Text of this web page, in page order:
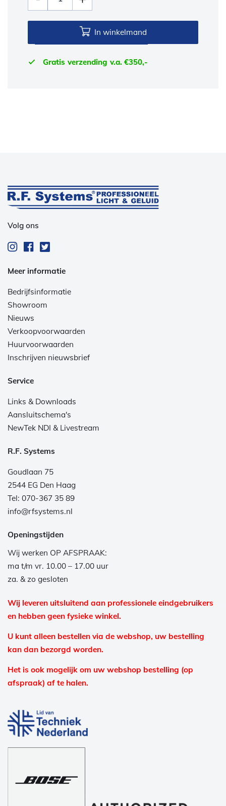
In winkelmand
Gratis verzending v.a. €350,-
Volg ons
Meer informatie
Bedrijfsinformatie
Showroom
Nieuws
Verkoopvoorwaarden
Huurvoorwaarden
Inschrijven nieuwsbrief
Service
Links & Downloads
Aansluitschema's
NewTek NDI & Livestream
R.F. Systems
Goudlaan 75
2544 EG Den Haag
Tel: 070-367 35 89
info@rfsystems.nl
Openingstijden
Wij werken OP AFSPRAAK:
ma t/m vr. 10.00 – 17.00 uur
za. & zo gesloten
Wij leveren uitsluitend aan professionele eindgebruikers
en hebben geen fysieke winkel.
U kunt alleen bestellen via de webshop, uw bestelling
kan dan bezorgd worden.
Het is ook mogelijk om uw webshop bestelling (op
afspraak) af te halen.